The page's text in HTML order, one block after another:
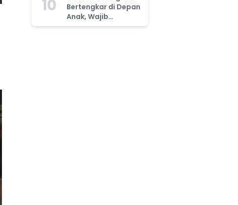
10
Bertengkar di Depan
Anak, Wajib
Waspada!